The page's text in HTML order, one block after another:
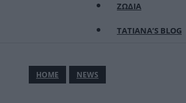
ΖΩΔΙΑ
TATIANA’S BLOG
ΗΟΜΕ NEWS